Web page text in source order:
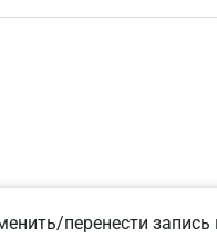
перенести